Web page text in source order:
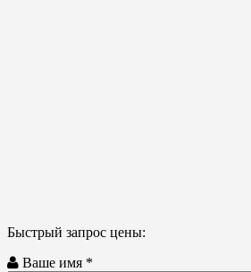
Быстрый запрос цены:
Ваше имя *